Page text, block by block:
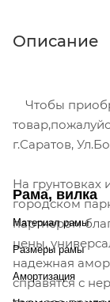
Описание
Чтобы
г.Саратов,
На грунтовках
городском
партнером
цены,
надежная
справятся с
Рама, вилка
Материал рамы
Размеры рамы
Амортизация